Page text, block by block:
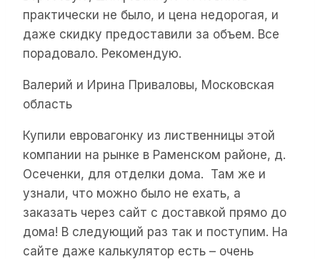
практически не было, и цена недорогая, и
даже скидку предоставили за объем. Все
порадовало. Рекомендую.
Валерий и Ирина Приваловы, Московская
область
Купили евровагонку из лиственницы этой
компании на рынке в Раменском районе, д.
Осеченки, для отделки дома. Там же и
узнали, что можно было не ехать, а
заказать через сайт с доставкой прямо до
дома! В следующий раз так и поступим. На
сайте даже калькулятор есть – очень